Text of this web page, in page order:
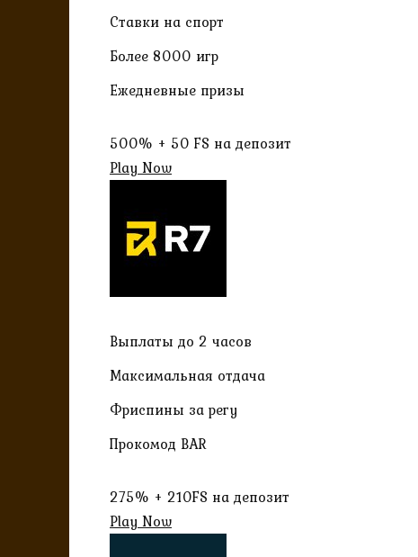
Ставки на спорт
Более 8000 игр
Ежедневные призы
500% + 50 FS на депозит
Play Now
Выплаты до 2 часов
Максимальная отдача
Фриспины за регу
Прокомод BAR
275% + 210FS на депозит
Play Now